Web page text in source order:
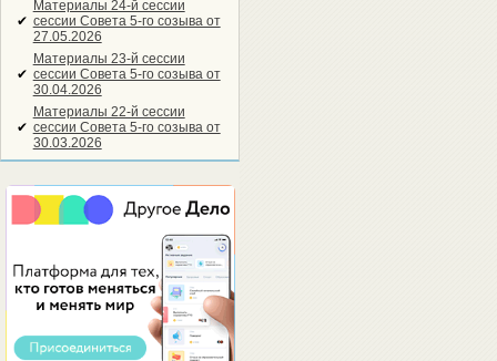
✔
Материалы 24-й сессии
сессии Совета 5-го созыва от
27.05.2026
✔
Материалы 23-й сессии
сессии Совета 5-го созыва от
30.04.2026
✔
Материалы 22-й сессии
сессии Совета 5-го созыва от
30.03.2026